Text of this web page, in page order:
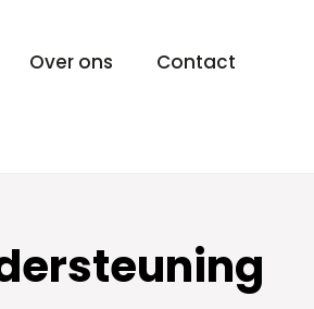
Over ons Contact